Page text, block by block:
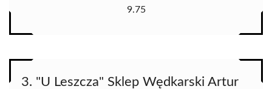
9.75
3. "U Leszcza" Sklep Wędkarski Artur